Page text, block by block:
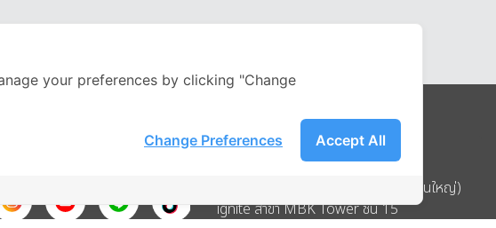
Address
บริษัท อิกไนท์ เอ สตาร์ จำกัด (สำนักงานใหญ่)
ignite สาขา MBK Tower ชั้น 15
your preferences by clicking "Change
Accept All
Change Preferences